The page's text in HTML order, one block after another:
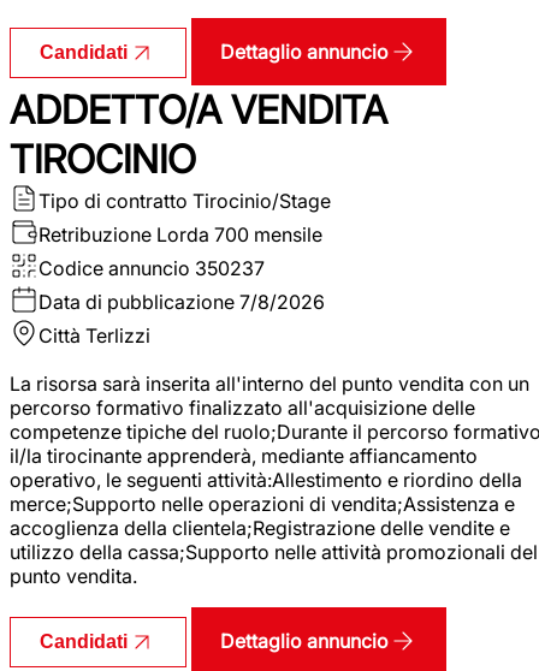
Candidati Dettaglio annuncio
ADDETTO/A VENDITA
TIROCINIO
Tipo di contratto Tirocinio/Stage
Retribuzione Lorda 700 mensile
Codice annuncio 350237
Data di pubblicazione 7/8/2026
Città Terlizzi
La risorsa sarà inserita all'interno del punto vendita con un
percorso formativo finalizzato all'acquisizione delle
competenze tipiche del ruolo;Durante il percorso
il/la tirocinante apprenderà, mediante affiancamento
operativo, le seguenti attività:Allestimento e riordino della
merce;Supporto nelle operazioni di vendita;Assistenza e
accoglienza della clientela;Registrazione delle vendite e
utilizzo della cassa;Supporto nelle attività promozionali del
punto vendita.
Candidati Dettaglio annuncio